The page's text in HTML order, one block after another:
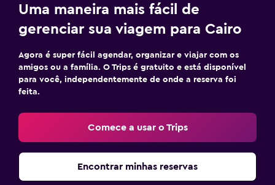
Uma maneira mais fácil de
gerenciar sua viagem para Cairo
Agora é super fácil agendar, organizar e viajar com os
amigos ou a família. O Trips é gratuito e está disponível
para você, independentemente de onde a reserva foi
feita.
Comece a usar o Trips
Encontrar minhas reservas